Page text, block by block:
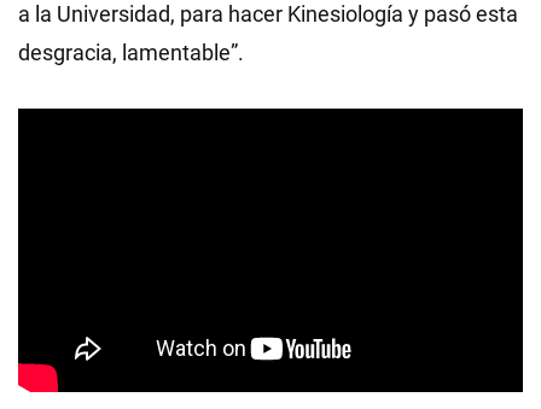
a la Universidad, para hacer Kinesiología y pasó esta
desgracia, lamentable”.